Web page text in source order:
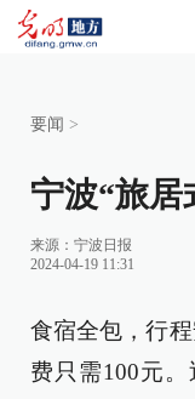
要闻 >
宁波“旅居
来源： 宁波日报
2024-04-19 11:31
食宿全包，行
费只需100元